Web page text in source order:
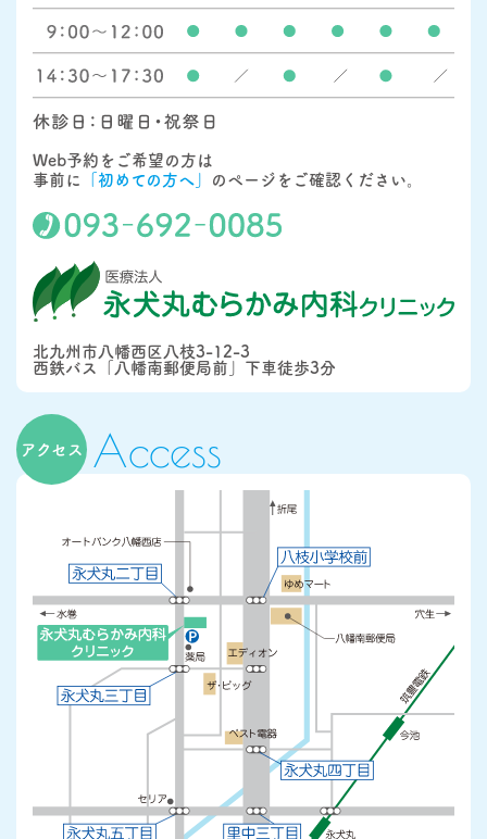
Web予約をご希望の方は
事前に
「初めての方へ」 のページをご確認ください。
北九州市八幡西区八枝3-12-3
西鉄バス「八幡南郵便局前」下車徒歩3分
アクセス Access